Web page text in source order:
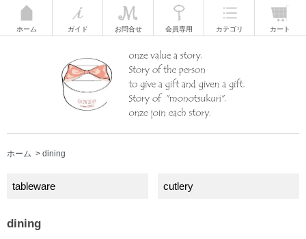
ホーム ガイド お問合せ 会員専用 カテゴリ カート
ホーム > dining
tableware cutlery
dining